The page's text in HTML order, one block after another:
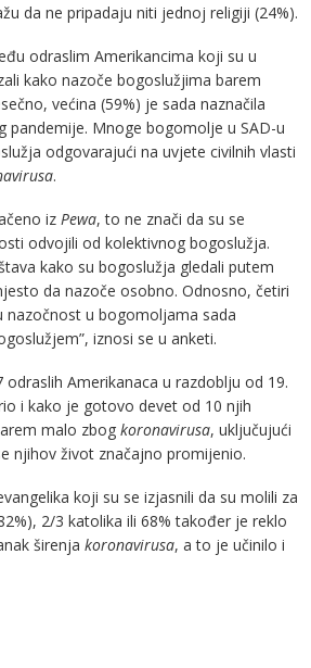
da ne pripadaju niti jednoj religiji (24%).
odraslim Amerikancima koji su u
kako nazoče bogoslužjima barem
većina (59%) je sada naznačila
pandemije. Mnoge bogomolje u SAD-u
odgovarajući na uvjete civilnih vlasti
.
iz Pewa, to ne znači da su se
odvojili od kolektivnog bogoslužja.
kako su bogoslužja gledali putem
da nazoče osobno. Odnosno, četiri
nazočnost u bogomoljama sada
iznosi se u anketi.
Amerikanaca u razdoblju od 19.
i kako je gotovo devet od 10 njih
malo zbog koronavirusa, uključujući
njihov život značajno promijenio.
koji su se izjasnili da su molili za
2/3 katolika ili 68% također je reklo
širenja koronavirusa, a to je učinilo i